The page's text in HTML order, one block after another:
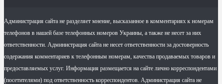
Администрация сайта не разделяет мнение, высказанное в комментариях к номерам
телефонов в нашей базе телефонных номеров Украины, а также не несет за них
ответственности. Администрация сайта не несет ответственности за достоверность
содержания комментариев к телефонным номерам, качества продаваемых товаров и
предоставляемых услуг. Информация размещается на сайте лично корреспондентами
(посетителями) под ответственность корреспондентов. Администрация сайта не